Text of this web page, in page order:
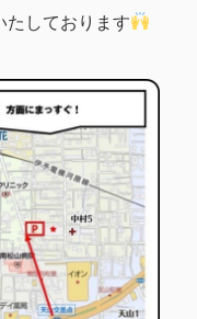
たしております